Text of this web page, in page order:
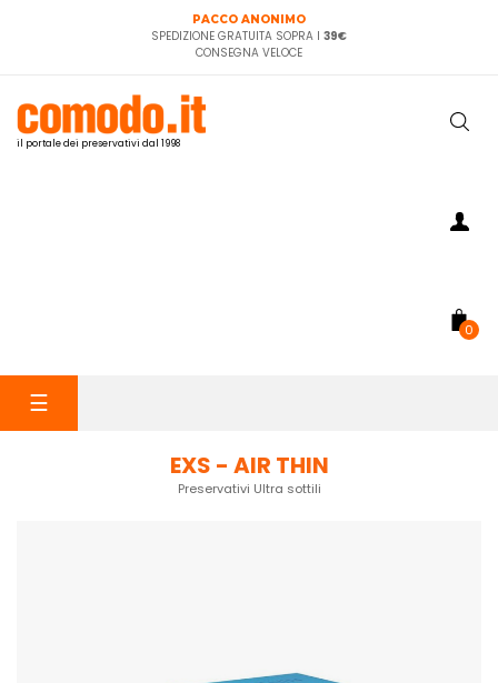
PACCO ANONIMO
SPEDIZIONE GRATUITA SOPRA I 39€
CONSEGNA VELOCE
il portale dei preservativi dal 1998
0
navigazione
☰
EXS - AIR THIN
Preservativi Ultra sottili